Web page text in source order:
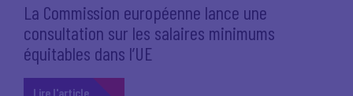
La Commission européenne lance une
consultation sur les salaires minimums
équitables dans l’UE
Lire l'article